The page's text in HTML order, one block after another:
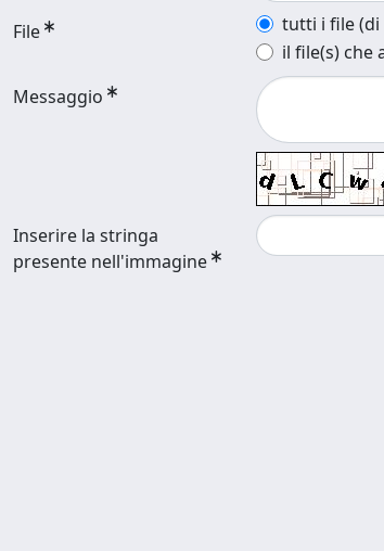
File
tutti i file (di
il file(s) che
Messaggio
Inserire la stringa
presente nell'immagine